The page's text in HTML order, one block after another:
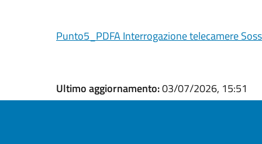
Punto5_PDFA Interrogazione telecamere
Ultimo aggiornamento:03/07/2026, 15:51